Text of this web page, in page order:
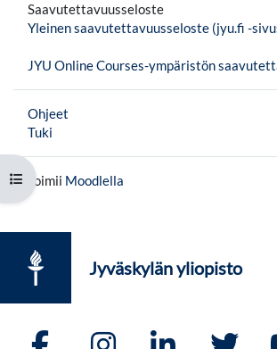
Avaa kurssisisältö
Saavutettavuusseloste
Yleinen saavutettavuusseloste (jyu.fi -
JYU Online Courses-ympäristön
Ohjeet
Tuki
Toimii Moodlella
Jyväskylän yliopisto